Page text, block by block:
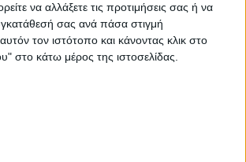
να αλλάξετε τις προτιμήσεις σας ή να
σας ανά πάσα στιγμή
τον ιστότοπο και κάνοντας κλικ στο
στο κάτω μέρος της ιστοσελίδας.
Σήμερα